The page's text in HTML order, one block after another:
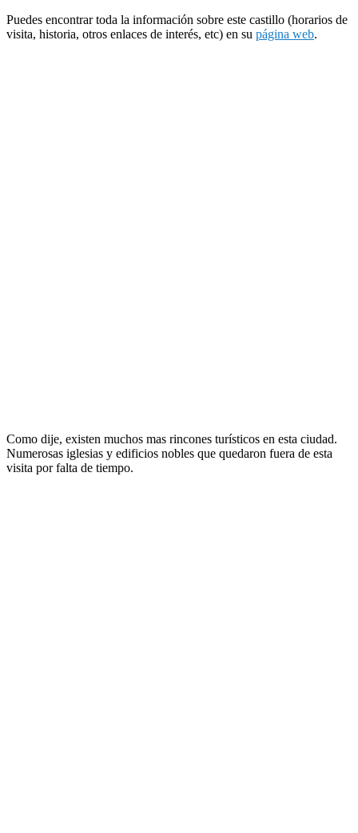
Puedes encontrar toda la información sobre este castillo (horarios de
visita, historia, otros enlaces de interés, etc) en su página web.
Como dije, existen muchos mas rincones turísticos en esta ciudad.
Numerosas iglesias y edificios nobles que quedaron fuera de esta
visita por falta de tiempo.